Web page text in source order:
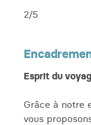
2/5
Esprit du
Grâce à notre
vous